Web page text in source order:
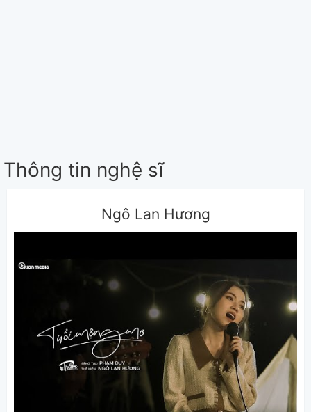
Thông tin nghệ sĩ
Ngô Lan Hương